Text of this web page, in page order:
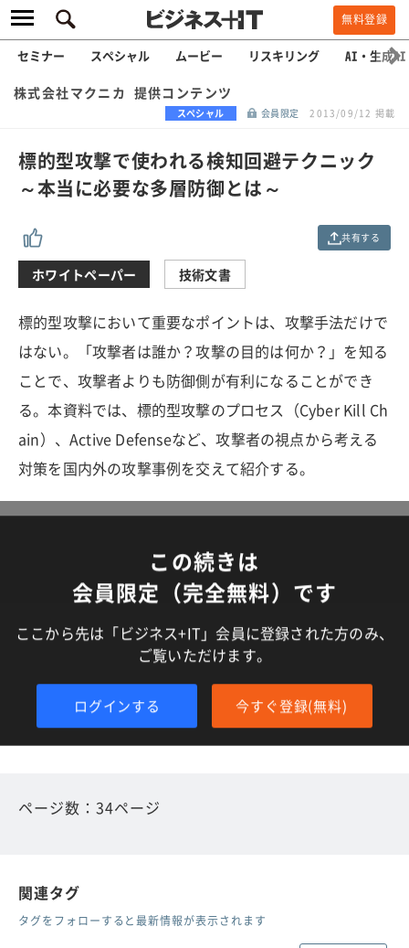
無料登録
セミナー スペシャル ムービー リスキリング AI・生成AI
株式会社マクニカ 提供コンテンツ
スペシャル 会員限定 2013/09/12 掲載
標的型攻撃で使われる検知回避テクニック
～本当に必要な多層防御とは～
共有する
ホワイトペーパー 技術文書
標的型攻撃において重要なポイントは、攻撃手法だけで
はない。「攻撃者は誰か？攻撃の目的は何か？」を知る
ことで、攻撃者よりも防御側が有利になることができ
る。本資料では、標的型攻撃のプロセス（Cyber Kill Ch
ain）、Active Defenseなど、攻撃者の視点から考える
対策を国内外の攻撃事例を交えて紹介する。
この続きは
会員限定（完全無料）です
ここから先は「ビジネス+IT」会員に登録された方のみ、
ご覧いただけます。
ログインする 今すぐ登録(無料)
ページ数：34ページ
関連タグ
タグをフォローすると最新情報が表示されます